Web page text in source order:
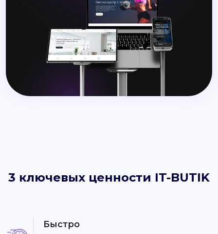
3 ключевых ценности IT-BUTIK
Быстро